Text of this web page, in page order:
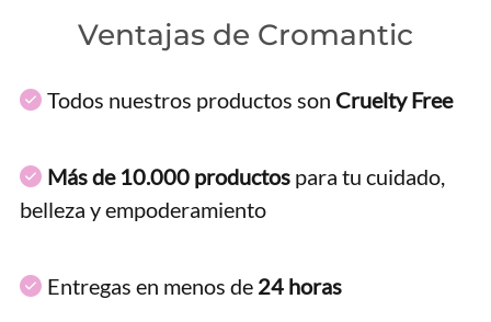
Ventajas de Cromantic
Todos nuestros productos son Cruelty Free
Más de 10.000 productos para tu cuidado,
belleza y empoderamiento
Entregas en menos de 24 horas